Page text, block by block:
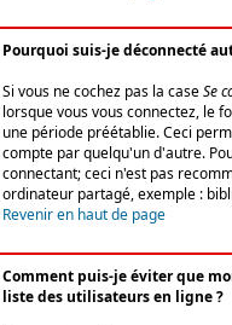
Pourquoi suis-je déconnecté
Si vous ne cochez pas la caseSe
lorsque vous vous connectez, le
une période préétablie. Ceci
compte par quelqu'un d'autre.
connectant; ceci n'est pas
ordinateur partagé, exemple :
Revenir en haut de page
Comment puis-je éviter que
liste des utilisateurs en ligne ?